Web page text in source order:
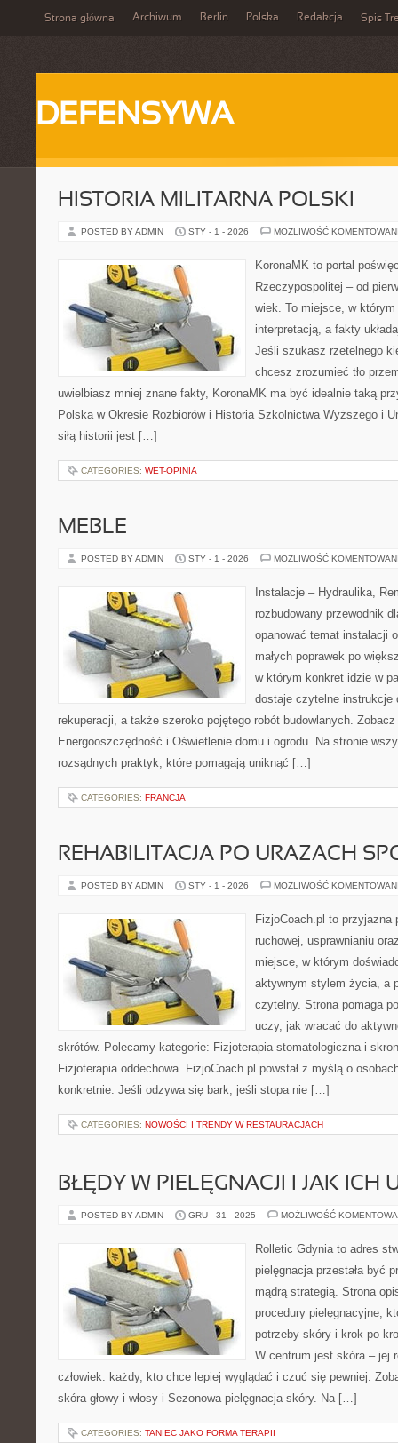
Strona główna Archiwum Berlin Polska Redakcja Spis
DEFENSYWA
HISTORIA MILITARNA POLSKI
POSTED BY ADMIN STY - 1 - 2026 MOŻLIWOŚĆ
KoronaMK to portal
Rzeczypospolitej – od
wiek. To miejsce, w
interpretacją, a fakty
Jeśli szukasz rzetelnego
chcesz zrozumieć tło
uwielbiasz mniej znane fakty, KoronaMK ma być idealnie taką
Polska w Okresie Rozbiorów i Historia Szkolnictwa Wyższego i
siłą historii jest […]
CATEGORIES: WET-OPINIA
MEBLE
POSTED BY ADMIN STY - 1 - 2026 MOŻLIWOŚĆ
Instalacje – Hydraulika,
rozbudowany przewodnik
opanować temat instalacji
małych poprawek po
w którym konkret idzie w
dostaje czytelne instrukcje
rekuperacji, a także szeroko pojętego robót budowlanych.
Energooszczędność i Oświetlenie domu i ogrodu. Na stronie
rozsądnych praktyk, które pomagają uniknąć […]
CATEGORIES: FRANCJA
REHABILITACJA PO URAZACH
POSTED BY ADMIN STY - 1 - 2026 MOŻLIWOŚĆ
FizjoCoach.pl to przyjazna
ruchowej, usprawnianiu
miejsce, w którym
aktywnym stylem życia, a
czytelny. Strona pomaga
uczy, jak wracać do
skrótów. Polecamy kategorie: Fizjoterapia stomatologiczna i
Fizjoterapia oddechowa. FizjoCoach.pl powstał z myślą o
konkretnie. Jeśli odzywa się bark, jeśli stopa nie […]
CATEGORIES: NOWOŚCI I TRENDY W RESTAURACJACH
BŁĘDY W PIELĘGNACJI I JAK ICH
POSTED BY ADMIN GRU - 31 - 2025 MOŻLIWOŚĆ
Rolletic Gdynia to adres
pielęgnacja przestała być
mądrą strategią. Strona
procedury pielęgnacyjne,
potrzeby skóry i krok po
W centrum jest skóra – jej
człowiek: każdy, kto chce lepiej wyglądać i czuć się pewniej.
skóra głowy i włosy i Sezonowa pielęgnacja skóry. Na […]
CATEGORIES: TANIEC JAKO FORMA TERAPII